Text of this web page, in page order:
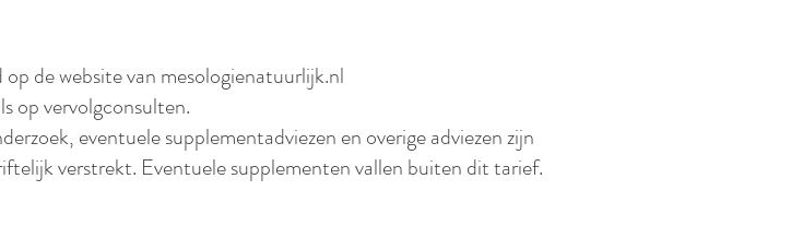
de website van mesologienatuurlijk.nl
op vervolgconsulten.
eventuele supplementadviezen en overige adviezen zijn
verstrekt. Eventuele supplementen vallen buiten dit tarief.